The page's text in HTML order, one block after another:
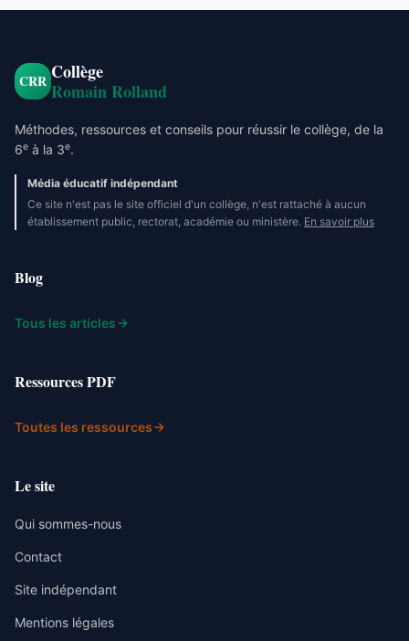
CRR Collège
Romain Rolland
Méthodes, ressources et conseils pour réussir le collège, de la
6e à la 3e.
Média éducatif indépendant
Ce site n'est pas le site officiel d'un collège, n'est rattaché à aucun
établissement public, rectorat, académie ou ministère. En savoir plus
Blog
Tous les articles
Ressources PDF
Toutes les ressources
Le site
Qui sommes-nous
Contact
Site indépendant
Mentions légales